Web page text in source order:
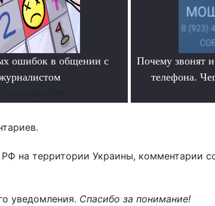
ошибок в общении с
Почему звонят
телефона.
на территории Украины, комментарии
уведомления. Спасибо за понимание!